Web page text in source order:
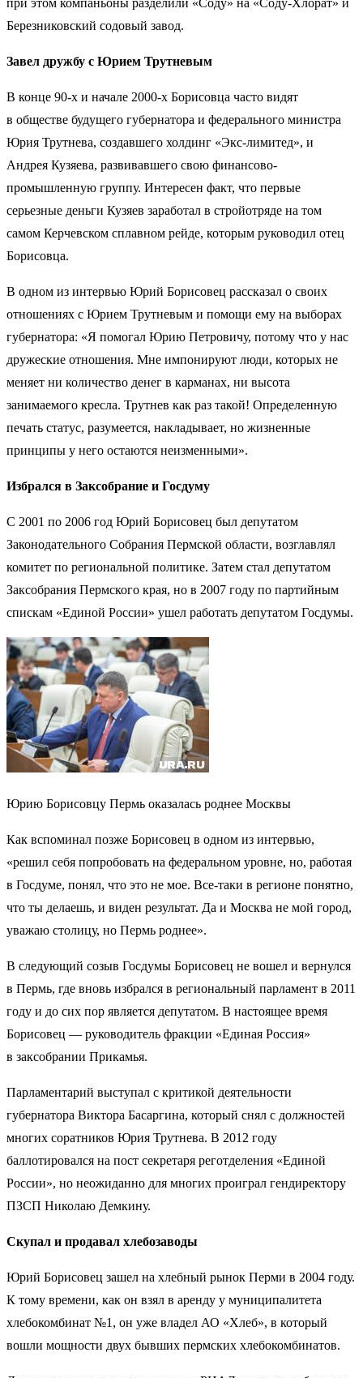
Березниковский содовый завод.
Завел дружбу с Юрием Трутневым
В конце 90-х и начале 2000-х Борисовца часто видят
в обществе будущего губернатора и федерального министра
Юрия Трутнева, создавшего холдинг «Экс-лимитед», и
Андрея Кузяева, развивавшего свою финансово-
промышленную группу. Интересен факт, что первые
серьезные деньги Кузяев заработал в стройотряде на том
самом Керчевском сплавном рейде, которым руководил отец
Борисовца.
В одном из интервью Юрий Борисовец рассказал о своих
отношениях с Юрием Трутневым и помощи ему на выборах
губернатора: «Я помогал Юрию Петровичу, потому что у нас
дружеские отношения. Мне импонируют люди, которых не
меняет ни количество денег в карманах, ни высота
занимаемого кресла. Трутнев как раз такой! Определенную
печать статус, разумеется, накладывает, но жизненные
принципы у него остаются неизменными».
Избрался в Заксобрание и Госдуму
С 2001 по 2006 год Юрий Борисовец был депутатом
Законодательного Собрания Пермской области, возглавлял
комитет по региональной политике. Затем стал депутатом
Заксобрания Пермского края, но в 2007 году по партийным
спискам «Единой России» ушел работать депутатом Госдумы.
Юрию Борисовцу Пермь оказалась роднее Москвы
Как вспоминал позже Борисовец в одном из интервью,
«решил себя попробовать на федеральном уровне, но, работая
в Госдуме, понял, что это не мое. Все-таки в регионе понятно,
что ты делаешь, и виден результат. Да и Москва не мой город,
уважаю столицу, но Пермь роднее».
В следующий созыв Госдумы Борисовец не вошел и вернулся
в Пермь, где вновь избрался в региональный парламент в 2011
году и до сих пор является депутатом. В настоящее время
Борисовец — руководитель фракции «Единая Россия»
в заксобрании Прикамья.
Парламентарий выступал с критикой деятельности
губернатора Виктора Басаргина, который снял с должностей
многих соратников Юрия Трутнева. В 2012 году
баллотировался на пост секретаря реготделения «Единой
России», но неожиданно для многих проиграл гендиректору
ПЗСП Николаю Демкину.
Скупал и продавал хлебозаводы
Юрий Борисовец зашел на хлебный рынок Перми в 2004 году.
К тому времени, как он взял в аренду у муниципалитета
хлебокомбинат №1, он уже владел АО «Хлеб», в который
вошли мощности двух бывших пермских хлебокомбинатов.